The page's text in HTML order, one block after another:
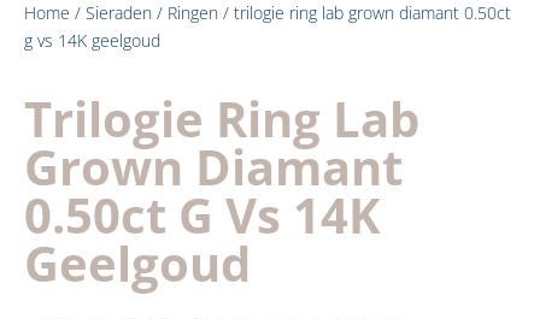
Home / Sieraden / Ringen / trilogie ring lab grown diamant 0.50ct
g vs 14K geelgoud
Trilogie Ring Lab
Grown Diamant
0.50ct G Vs 14K
Geelgoud